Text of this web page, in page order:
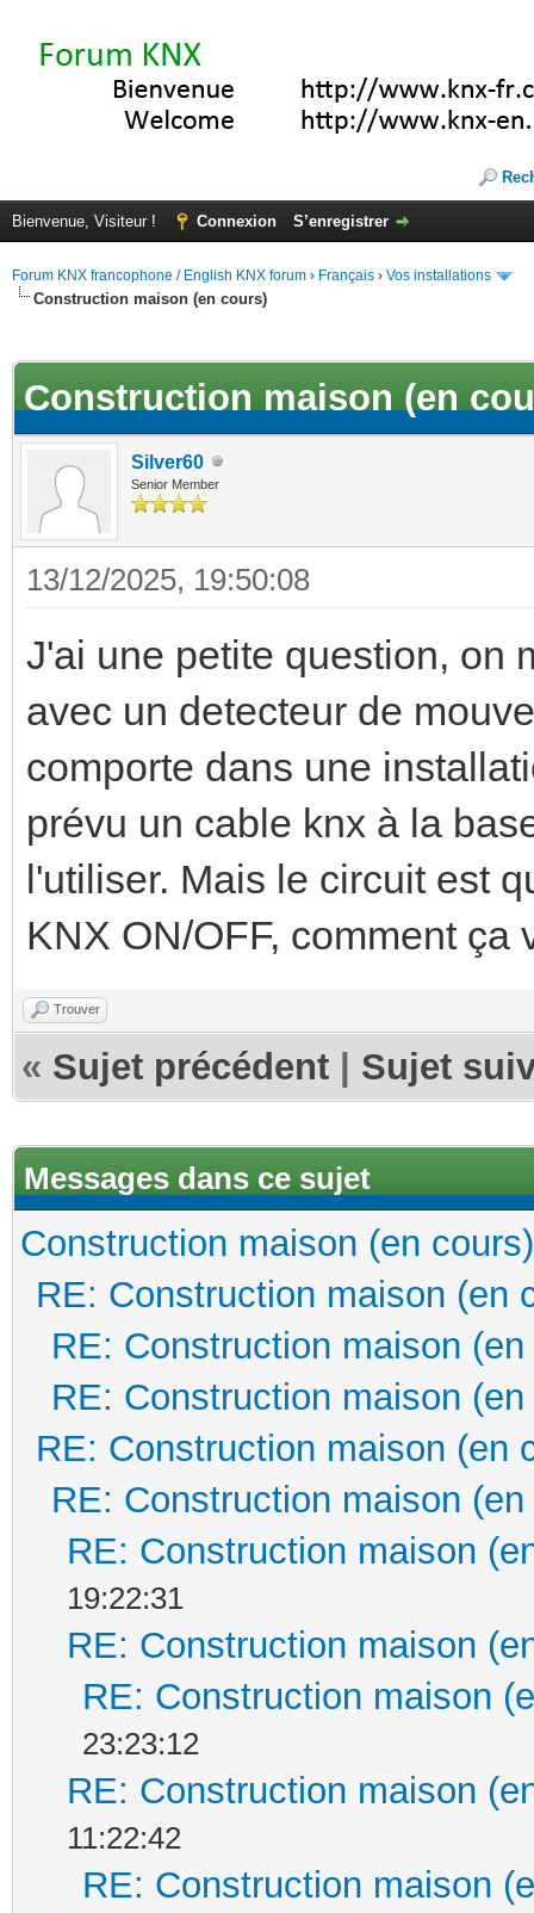
Bienvenue, Visiteur ! Connexion S’enregistrer
Forum KNX francophone / English KNX forum › Français › Vos installations
Construction maison (en cours)
Construction maison (en
Silver60
Senior Member
13/12/2025, 19:50:08
J'ai une petite question, on
avec un detecteur de
comporte dans une
prévu un cable knx à la
l'utiliser. Mais le circuit est
KNX ON/OFF, comment ça
Trouver
« Sujet précédent Sujet
Messages dans ce sujet
Construction maison (en cours)
RE: Construction maison (en
RE: Construction maison
RE: Construction maison
RE: Construction maison (en
RE: Construction maison
RE: Construction maison
19:22:31
RE: Construction maison
RE: Construction maison
23:23:12
RE: Construction maison
11:22:42
RE: Construction maison